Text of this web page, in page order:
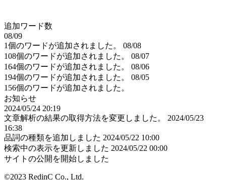
追加ワード数
08/09
1個のワードが追加されました。
08/08
108個のワードが追加されました。
08/07
164個のワードが追加されました。
08/06
194個のワードが追加されました。
08/05
156個のワードが追加されました。
お知らせ
2024/05/24 20:19
文章解析の結果の取得方法を変更しました。
2024/05/23
16:38
品詞の種類を追加しました 2024/05/22 10:00
検索中の表示を更新しました 2024/05/22 00:00
サイトの公開を開始しました
©2023 RedinC Co., Ltd.